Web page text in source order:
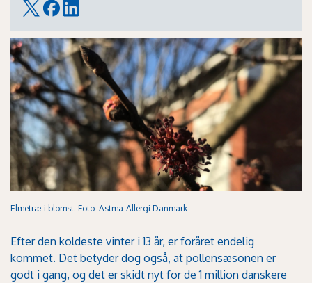
Elmetræ i blomst. Foto: Astma-Allergi Danmark
Efter den koldeste vinter i 13 år, er foråret endelig
kommet. Det betyder dog også, at pollensæsonen er
godt i gang, og det er skidt nyt for de 1 million danskere